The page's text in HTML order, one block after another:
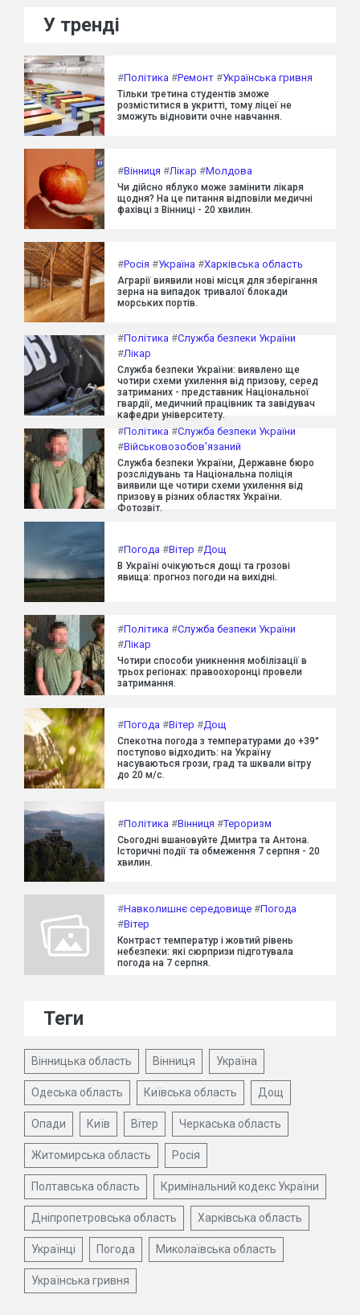
У тренді
#Політика #Ремонт #Українська гривня
Тільки третина студентів зможе
розміститися в укритті, тому ліцеї не
зможуть відновити очне навчання.
#Вінниця #Лікар #Молдова
Чи дійсно яблуко може замінити лікаря
щодня? На це питання відповіли медичні
фахівці з Вінниці - 20 хвилин.
#Росія #Україна #Харківська область
Аграрії виявили нові місця для зберігання
зерна на випадок тривалої блокади
морських портів.
#Політика #Служба безпеки України
#Лікар
Служба безпеки України: виявлено ще
чотири схеми ухилення від призову, серед
затриманих - представник Національної
гвардії, медичний працівник та завідувач
кафедри університету.
#Політика #Служба безпеки України
#Військовозобов'язаний
Служба безпеки України, Державне бюро
розслідувань та Національна поліція
виявили ще чотири схеми ухилення від
призову в різних областях України.
Фотозвіт.
#Погода #Вітер #Дощ
В Україні очікуються дощі та грозові
явища: прогноз погоди на вихідні.
#Політика #Служба безпеки України
#Лікар
Чотири способи уникнення мобілізації в
трьох регіонах: правоохоронці провели
затримання.
#Погода #Вітер #Дощ
Спекотна погода з температурами до +39°
поступово відходить: на Україну
насуваються грози, град та шквали вітру
до 20 м/с.
#Політика #Вінниця #Тероризм
Сьогодні вшановуйте Дмитра та Антона.
Історичні події та обмеження 7 серпня - 20
хвилин.
#Навколишнє середовище #Погода
#Вітер
Контраст температур і жовтий рівень
небезпеки: які сюрпризи підготувала
погода на 7 серпня.
Теги
Вінницька область Вінниця Україна
Одеська область Київська область Дощ
Опади Київ Вітер Черкаська область
Житомирська область Росія
Полтавська область Кримінальний кодекс України
Дніпропетровська область Харківська область
Українці Погода Миколаївська область
Українська гривня